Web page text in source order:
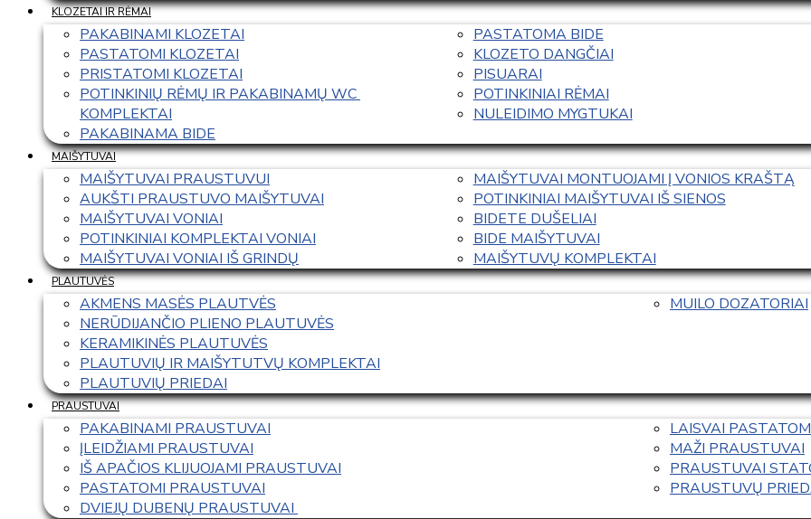
KLOZETAI IR RĖMAI
PAKABINAMI KLOZETAI
PASTATOMI KLOZETAI
PRISTATOMI KLOZETAI
POTINKINIŲ RĖMŲ IR PAKABINAMŲ WC
KOMPLEKTAI
PAKABINAMA BIDE
PASTATOMA BIDE
KLOZETO DANGČIAI
PISUARAI
POTINKINIAI RĖMAI
NULEIDIMO MYGTUKAI
MAIŠYTUVAI
MAIŠYTUVAI PRAUSTUVUI
AUKŠTI PRAUSTUVO MAIŠYTUVAI
MAIŠYTUVAI VONIAI
POTINKINIAI KOMPLEKTAI VONIAI
MAIŠYTUVAI VONIAI IŠ GRINDŲ
MAIŠYTUVAI MONTUOJAMI Į VONIOS KRAŠTĄ
POTINKINIAI MAIŠYTUVAI IŠ SIENOS
BIDETE DUŠELIAI
BIDE MAIŠYTUVAI
MAIŠYTUVŲ KOMPLEKTAI
PLAUTUVĖS
AKMENS MASĖS PLAUTVĖS
NERŪDIJANČIO PLIENO PLAUTUVĖS
KERAMIKINĖS PLAUTUVĖS
PLAUTUVIŲ IR MAIŠYTUTVŲ KOMPLEKTAI
PLAUTUVIŲ PRIEDAI
MUILO DOZATORIAI
PRAUSTUVAI
PAKABINAMI PRAUSTUVAI
ĮLEIDŽIAMI PRAUSTUVAI
IŠ APAČIOS KLIJUOJAMI PRAUSTUVAI
PASTATOMI PRAUSTUVAI
DVIEJŲ DUBENŲ PRAUSTUVAI
LAISVAI
MAŽI PRAUSTUVAI
PRAUSTUVAI
PRAUSTUVŲ